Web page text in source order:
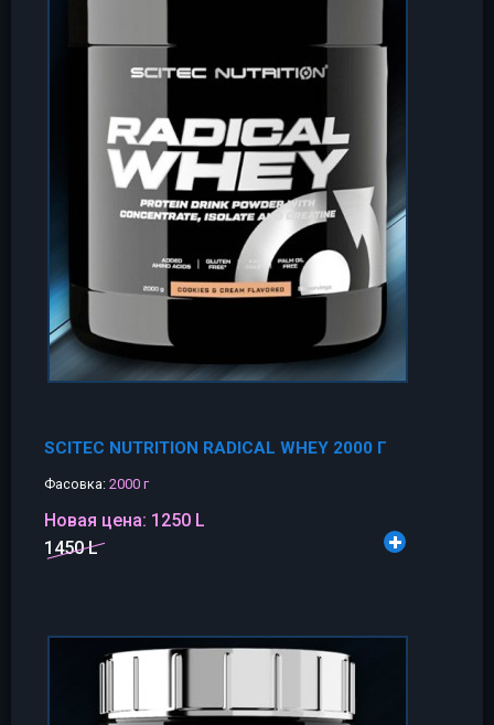
SCITEC NUTRITION RADICAL WHEY 2000 Г
Фасовка: 2000 г
Новая цена: 1250 L
1450 L